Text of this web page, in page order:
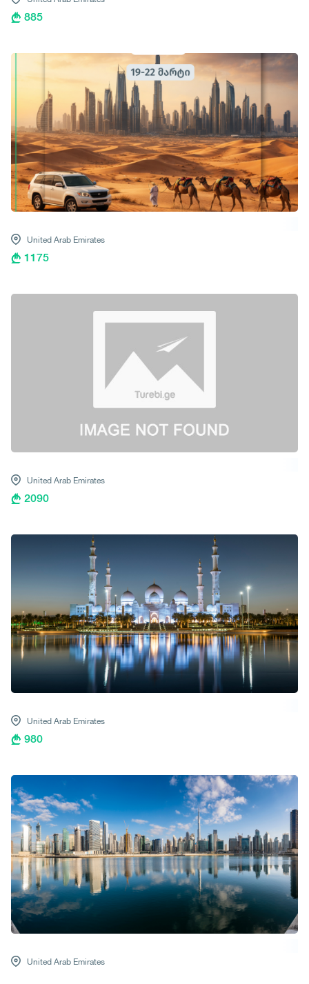
885
United Arab Emirates
1175
United Arab Emirates
2090
United Arab Emirates
980
United Arab Emirates